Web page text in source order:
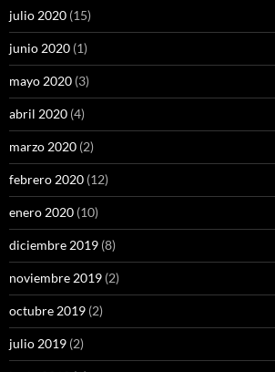
julio 2020 (15)
junio 2020 (1)
mayo 2020 (3)
abril 2020 (4)
marzo 2020 (2)
febrero 2020 (12)
enero 2020 (10)
diciembre 2019 (8)
noviembre 2019 (2)
octubre 2019 (2)
julio 2019 (2)